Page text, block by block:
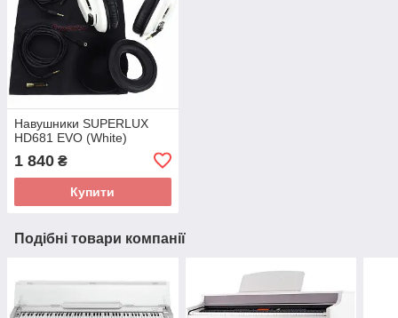
Навушники SUPERLUX
HD681 EVO (White)
1 840 ₴
Купити
Подібні товари компанії